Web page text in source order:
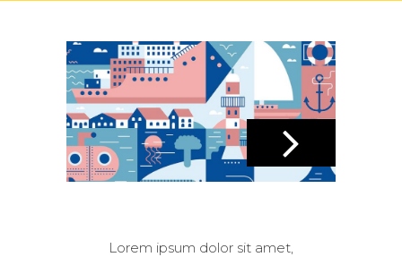
Lorem ipsum dolor sit amet,